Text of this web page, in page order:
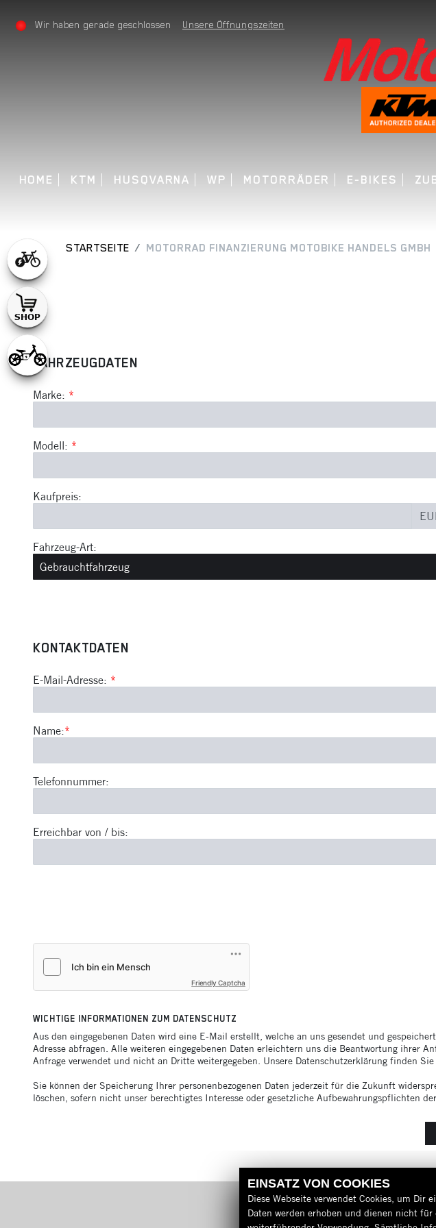
Wir haben gerade geschlossen Unsere Öffnungszeiten
HOME KTM HUSQVARNA WP MOTORRÄDER E-BIKES
STARTSEITE MOTORRAD FINANZIERUNG MOTOBIKE HANDELS GMBH
FAHRZEUGDATEN
Marke: *
Modell: *
Kaufpreis:
Fahrzeug-Art:
KONTAKTDATEN
E-Mail-Adresse: *
Name:*
Telefonnummer:
Erreichbar von / bis:
Friendly Captcha
WICHTIGE INFORMATIONEN ZUM DATENSCHUTZ
Aus den eingegebenen Daten wird eine E-Mail erstellt, welche an uns gesendet und
Adresse abfragen. Alle weiteren eingegebenen Daten erleichtern uns die Beantwortung ihrer
Anfrage verwendet und nicht an Dritte weitergegeben. Unsere Datenschutzerklärung finden
Sie können der Speicherung Ihrer personenbezogenen Daten jederzeit für die Zukunft
löschen, sofern nicht unser berechtigtes Interesse oder gesetzliche Aufbewahrungspflichten
EINSATZ VON COOKIES
Diese Webseite verwendet Cookies, um Dir
Daten werden erhoben und dienen nicht